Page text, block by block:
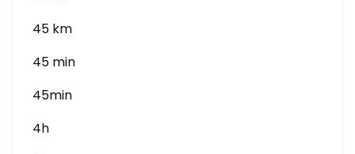
45 km
45 min
45min
4h